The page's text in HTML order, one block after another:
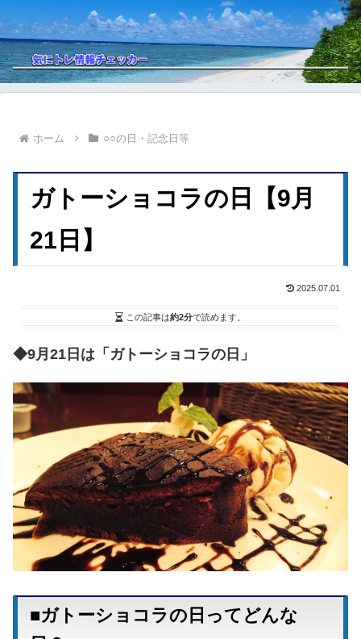
ホーム ○○の日・記念日等
ガトーショコラの日【9月
21日】
2025.07.01
この記事は約2分で読めます。
◆9月21日は「ガトーショコラの日」
■ガトーショコラの日ってどんな